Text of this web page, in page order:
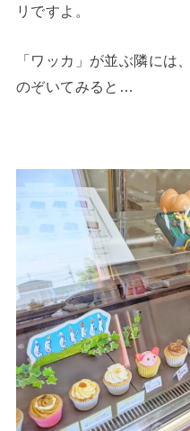
リですよ。
「ワッカ」が並ぶ隣には
のぞいてみると…